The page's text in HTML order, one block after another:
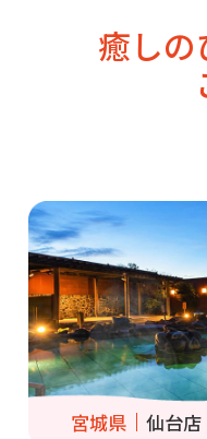
癒しの
宮城県 仙台店